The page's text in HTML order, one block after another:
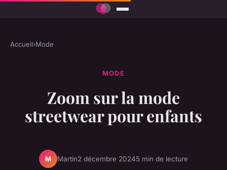
Accueil›Mode
MODE
Zoom sur la mode
streetwear pour enfants
M Martin2 décembre 20245 min de lecture